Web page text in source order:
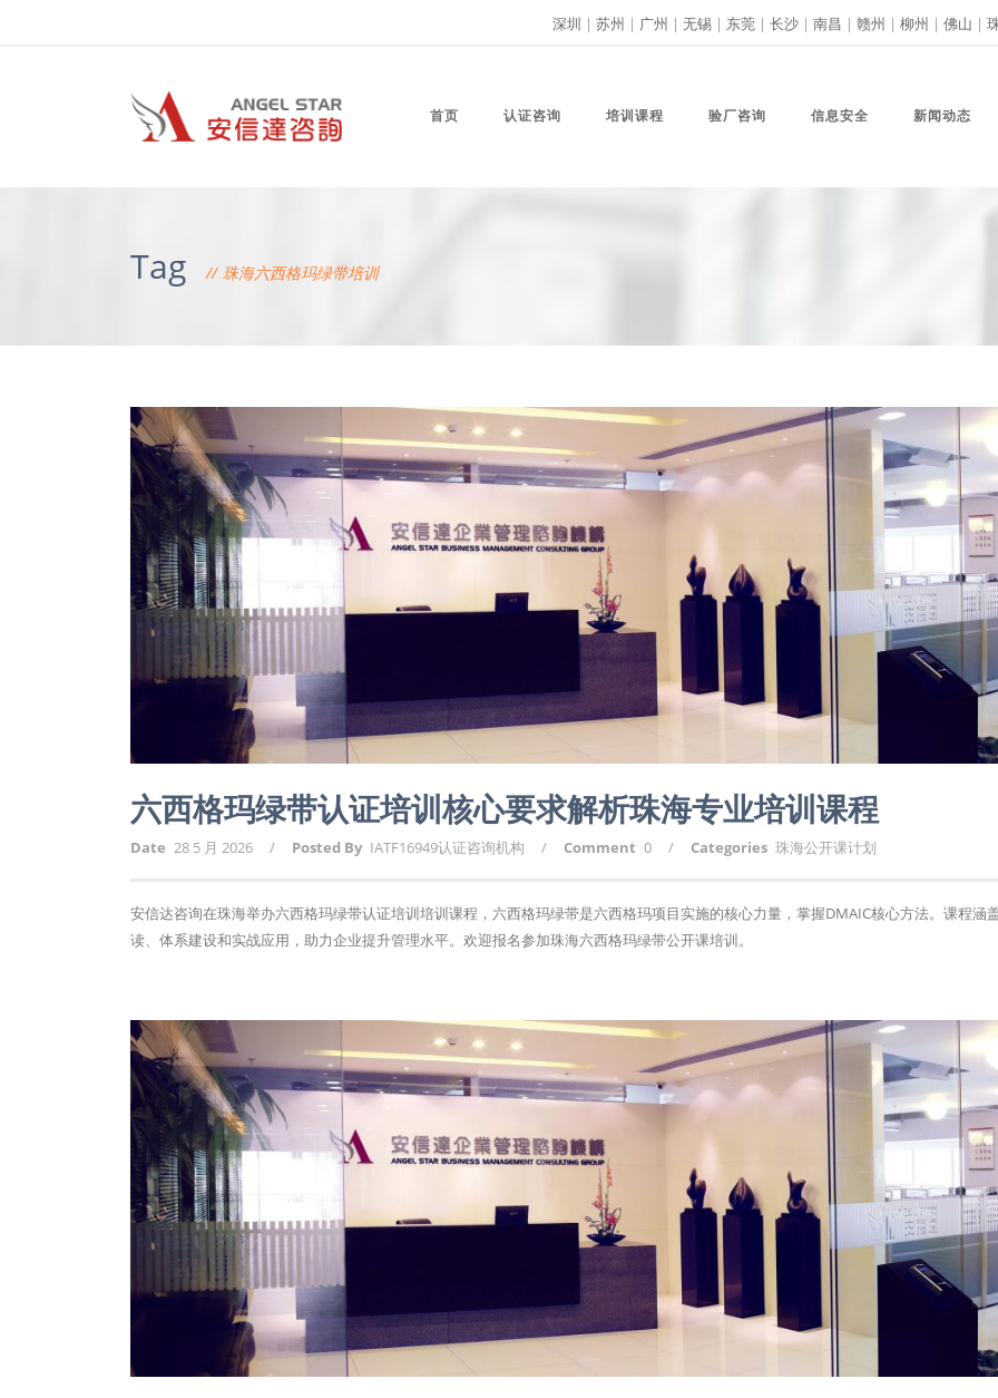
深圳 | 苏州 | 广州 | 无锡 | 东莞 | 长沙 | 南昌 | 赣州 | 柳州 | 佛山 |
首页 认证咨询 培训课程 验厂咨询 信息安全 新闻动态
Tag 珠海六西格玛绿带培训
六西格玛绿带认证培训核心要求解析珠海专业培训课程
Date 28 5 月 2026 / Posted By IATF16949认证咨询机构 / Comment 0 / Categories 珠海公开课计划
安信达咨询在珠海举办六西格玛绿带认证培训培训课程，六西格玛绿带是六西格玛项目实施的核心力量，掌握DMAIC核心方法。课程涵
读、体系建设和实战应用，助力企业提升管理水平。欢迎报名参加珠海六西格玛绿带公开课培训。